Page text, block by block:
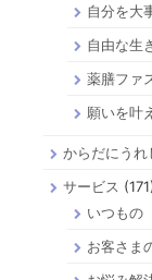
自分を大
自由な生
薬膳ファ
願いを叶
からだにうれ
サービス
いつもの
お客さま